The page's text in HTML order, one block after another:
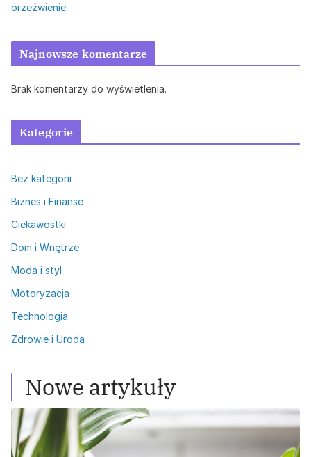
orzeźwienie
Najnowsze komentarze
Brak komentarzy do wyświetlenia.
Kategorie
Bez kategorii
Biznes i Finanse
Ciekawostki
Dom i Wnętrze
Moda i styl
Motoryzacja
Technologia
Zdrowie i Uroda
Nowe artykuły